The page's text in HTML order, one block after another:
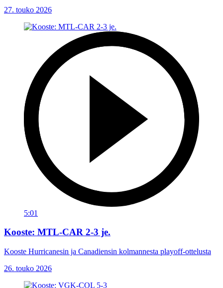
27. touko 2026
5:01
Kooste: MTL-CAR 2-3 je.
Kooste Hurricanesin ja Canadiensin kolmannesta playoff-ottelusta
26. touko 2026